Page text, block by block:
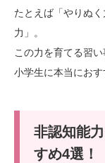
たとえば「やりぬ
力」。
この力を育てる習い
小学生に本当におす
非認知能
すめ4選！